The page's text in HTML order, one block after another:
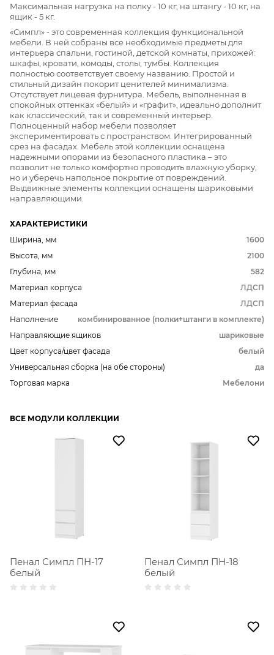
Максимальная нагрузка на полку - 10 кг, на штангу - 10 кг, на
ящик - 5 кг.
«Симпл» - это современная коллекция функциональной
мебели. В ней собраны все необходимые предметы для
интерьера спальни, гостиной, детской комнаты, прихожей:
шкафы, кровати, комоды, столы, тумбы. Коллекция
полностью соответствует своему названию. Простой и
стильный дизайн покорит ценителей минимализма.
Отсутствует лицевая фурнитура. Мебель, выполненная в
спокойных оттенках «белый» и «графит», идеально дополнит
как классический, так и современный интерьер.
Полноценный набор мебели позволяет
экспериментировать с пространством. Интегрированный
срез на фасадах. Мебель этой коллекции оснащена
надежными опорами из безопасного пластика – это
позволит не только комфортно проводить влажную уборку,
но и уберечь напольное покрытие от повреждений.
Выдвижные элементы коллекции оснащены шариковыми
направляющими.
ХАРАКТЕРИСТИКИ
Ширина, мм
1600
Высота, мм
2100
Глубина, мм
582
Материал корпуса
ЛДСП
Материал фасада
ЛДСП
Наполнение
комбинированное (полки+штанги в комплекте)
Направляющие ящиков
шариковые
Цвет корпуса/цвет фасада
белый
Универсальная сборка (на обе стороны)
да
Торговая марка
Мебелони
ВСЕ МОДУЛИ КОЛЛЕКЦИИ
Пенал Симпл ПН-17
белый
Пенал Симпл ПН-18
белый